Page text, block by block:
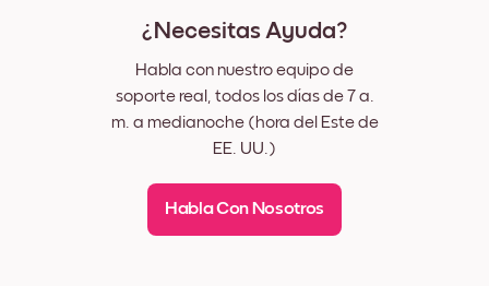
¿Necesitas Ayuda?
Habla con nuestro equipo de
soporte real, todos los días de 7 a.
m. a medianoche (hora del Este de
EE. UU.)
Habla Con Nosotros